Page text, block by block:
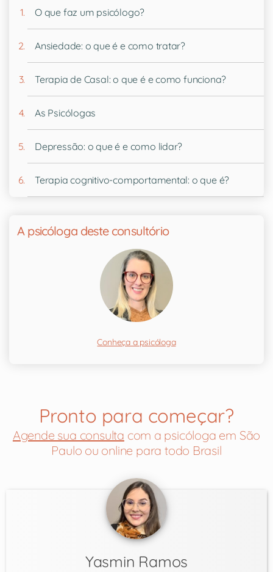
O que faz um psicólogo?
Ansiedade: o que é e como tratar?
Terapia de Casal: o que é e como funciona?
As Psicólogas
Depressão: o que é e como lidar?
Terapia cognitivo-comportamental: o que é?
A psicóloga deste consultório
Conheça a psicóloga
Pronto para começar?
Agende sua consulta com a psicóloga em São
Paulo ou online para todo Brasil
Yasmin Ramos